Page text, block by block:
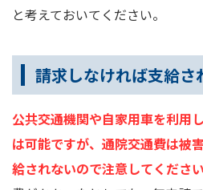
と考えておいてください。
請求しなければ支給さ
公共交通機関や自家用車を利用
は可能ですが、通院交通費は被
給されないので注意してください